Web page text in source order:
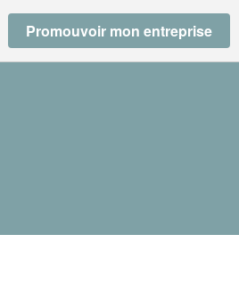
Promouvoir mon entreprise